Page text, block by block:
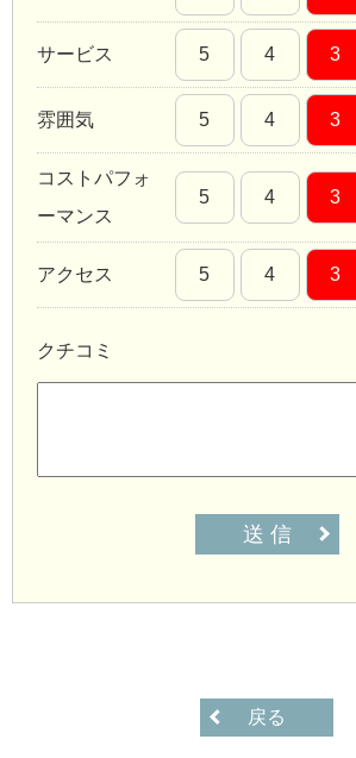
サービス 5 4 3
雰囲気 5 4 3
コストパフォ
ーマンス
5 4 3
アクセス 5 4 3
クチコミ
送 信
戻る